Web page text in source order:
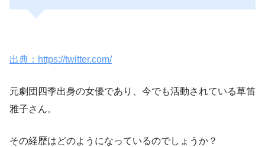
出典：https://twitter.com/
元劇団四季出身の女優であり、今でも活動されている草笛
雅子さん。
その経歴はどのようになっているのでしょうか？